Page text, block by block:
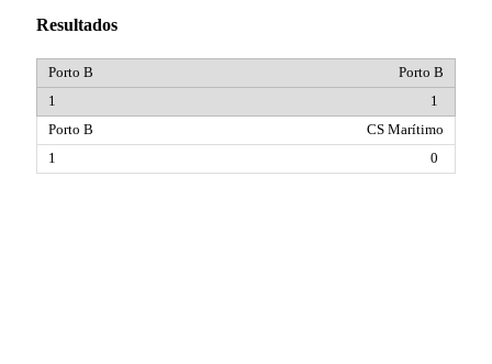
Resultados
Porto B
1
CS Marítimo
0